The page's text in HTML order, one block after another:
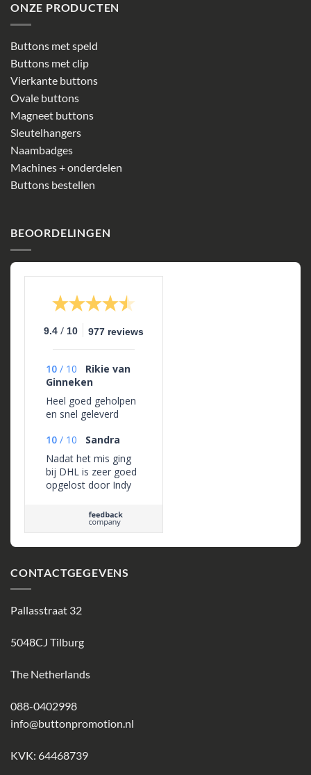
ONZE PRODUCTEN
Buttons met speld
Buttons met clip
Vierkante buttons
Ovale buttons
Magneet buttons
Sleutelhangers
Naambadges
Machines + onderdelen
Buttons bestellen
BEOORDELINGEN
9.4 / 10 977 reviews
10 / 10
Rikie van
Ginneken
Heel goed geholpen
en snel geleverd
10 / 10
Sandra
Nadat het mis ging
bij DHL is zeer goed
opgelost door Indy
CONTACTGEGEVENS
Pallasstraat 32
5048CJ Tilburg
The Netherlands
088-0402998
info@buttonpromotion.nl
KVK: 64468739